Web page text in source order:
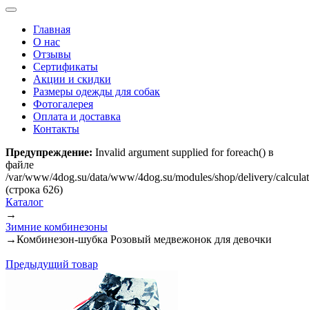
Главная
О нас
Отзывы
Сертификаты
Акции и скидки
Размеры одежды для собак
Фотогалерея
Оплата и доставка
Контакты
Предупреждение: Invalid argument supplied for foreach() в
файле
/var/www/4dog.su/data/www/4dog.su/modules/shop/delivery/
(строка 626)
Каталог
→
Зимние комбинезоны
→Комбинезон-шубка Розовый медвежонок для девочки
Предыдущий товар